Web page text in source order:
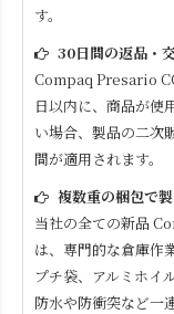
す。
30日間の返品・
Compaq Presario
日以内に、商品が使
い場合、製品の二次
間が適用されます。
複数重の梱包で
当社の全ての新品
は、専門的な倉庫作
プチ袋、アルミホイ
防水や防衝突など一